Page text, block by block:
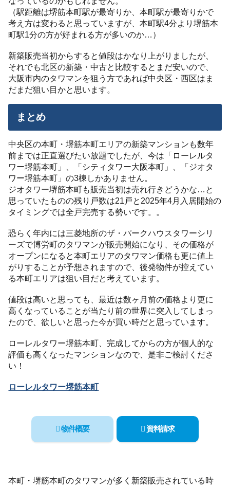
（駅距離は堺筋本町駅が最寄りか、本町駅が最寄りかで
考え方は変わると思っていますが、本町駅4分より堺筋本
町駅1分の方が好まれる方が多いのか…）
新築販売当初からすると値段はかなり上がりましたが、
それでも北区の新築・中古と比較するとまだ安いので、
大阪市内のタワマンを狙う方であれば中央区・西区はま
だまだ狙い目かと思います。
まとめ
中央区の本町・堺筋本町エリアの新築マンションも数年
前までは正直選びたい放題でしたが、今は「ローレルタ
ワー堺筋本町」、「シティタワー大阪本町」、「ジオタ
ワー堺筋本町」の3棟しかありません。
ジオタワー堺筋本町も販売当初は売れ行きどうかな…と
思っていたものの残り戸数は21戸と2025年4月入居開始の
タイミングでは全戸完売する勢いです。。
恐らく年内には三菱地所のザ・パークハウスタワーシリ
ーズで博労町のタワマンが販売開始になり、その価格が
オープンになると本町エリアのタワマン価格も更に値上
がりすることが予想されますので、後発物件が控えてい
る本町エリアは狙い目だと考えています。
値段は高いと思っても、最近は数ヶ月前の価格より更に
高くなっていることが当たり前の世界に突入してしまっ
たので、欲しいと思った今が買い時だと思っています。
ローレルタワー堺筋本町、完成してからの方が個人的な
評価も高くなったマンションなので、是非ご検討くださ
い！
ローレルタワー堺筋本町
物件概要 資料請求
本町・堺筋本町のタワマンが多く新築販売されている時